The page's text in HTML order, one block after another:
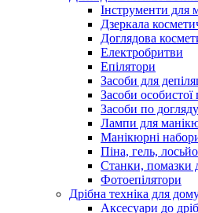
Інструменти для
Дзеркала
Доглядова
Електробритви
Епілятори
Засоби для
Засоби особистої
Засоби по
Лампи для
Манікюрні
Піна, гель,
Станки, помазки
Фотоепілятори
Дрібна техніка для
Аксесуари до